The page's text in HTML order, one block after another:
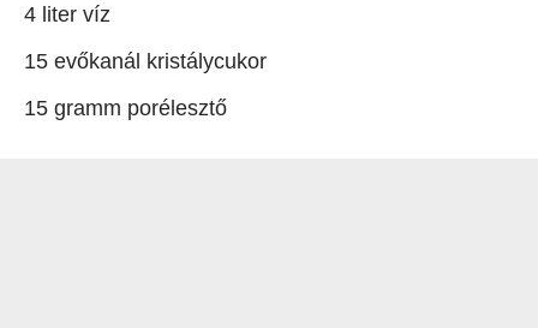
4 liter víz
15 evőkanál kristálycukor
15 gramm porélesztő